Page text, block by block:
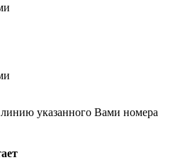
указанного Вами номера